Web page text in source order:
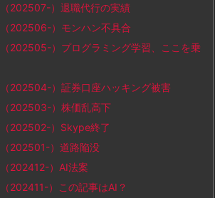
202507-）退職代行の実績
202506-）モンハン不具合
202505-）プログラミング学習、ここを乗
202504-）証券口座ハッキング被害
202503-）株価乱高下
202502-）Skype終了
202501-）道路陥没
202412-）AI法案
202411-）この記事はAI？